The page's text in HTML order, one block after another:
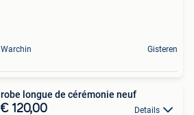
Warchin Gisteren
robe longue de cérémonie neuf
€ 120,00 Details